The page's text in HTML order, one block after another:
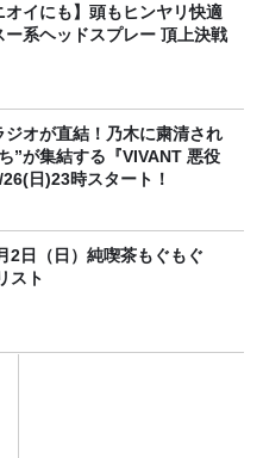
オイにも】頭もヒンヤリ快適
ー系ヘッドスプレー 頂上決戦
ジオが直結！乃木に粛清され
”が集結する『VIVANT 悪役
日)23時スタート！
2日（日）純喫茶もぐもぐ
スト